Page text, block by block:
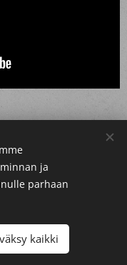
Evästeet
ja
parhaan
kaikki